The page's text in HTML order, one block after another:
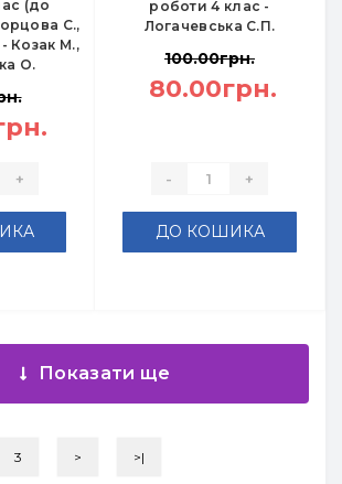
(до
С.,
Козак М.,
О.
+
роботи 4 клас -
Логачевська С.П.
100.00грн.
80.00грн.
- +
ДО КОШИКА
Показати ще
3 > >|